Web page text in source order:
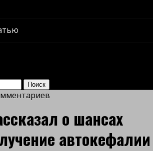
о шансах
автокефалии